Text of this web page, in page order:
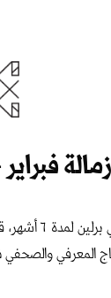
زمالة
انضم أربعة
المعرفي